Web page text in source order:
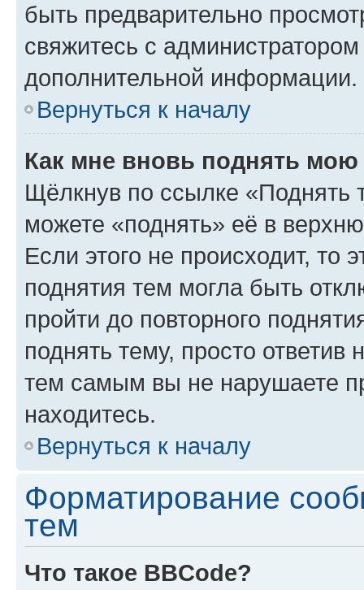
быть предварительно
свяжитесь с
дополнительной информации.
Вернуться к началу
Как мне вновь поднять мою
Щёлкнув по ссылке «Поднять
можете «поднять» её в
Если этого не происходит, то
поднятия тем могла быть
пройти до повторного
поднять тему, просто ответив
тем самым вы не нарушаете
находитесь.
Вернуться к началу
Форматирование
тем
Что такое BBCode?